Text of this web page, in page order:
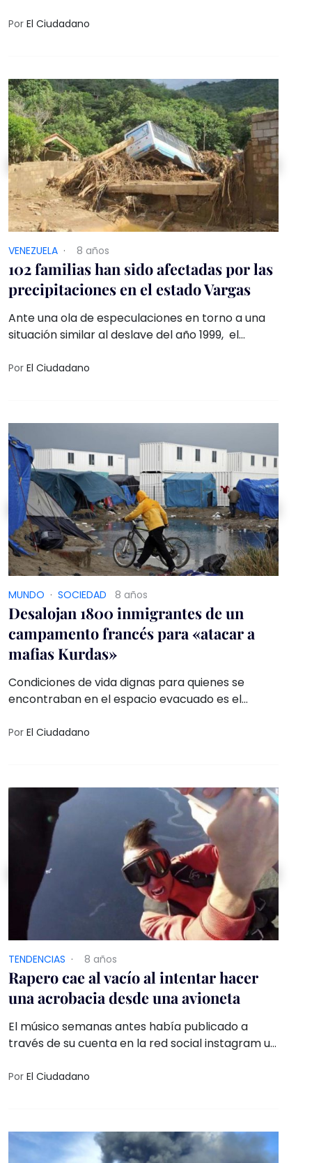
Retorno, con el objetivo de pedir el fin del
Por El Ciudadano
VENEZUELA · 8 años
102 familias han sido afectadas por las
precipitaciones en el estado Vargas
Ante una ola de especulaciones en torno a una
situación similar al deslave del año 1999, el
que la difusión de esos comentarios obedece a
Por El Ciudadano
MUNDO · SOCIEDAD 8 años
Desalojan 1800 inmigrantes de un
campamento francés para «atacar a
mafias Kurdas»
Condiciones de vida dignas para quienes se
encontraban en el espacio evacuado es el
Por El Ciudadano
TENDENCIAS · 8 años
Rapero cae al vacío al intentar hacer
una acrobacia desde una avioneta
El músico semanas antes había publicado a
través de su cuenta en la red social instagram un
terminó con su vida
Por El Ciudadano